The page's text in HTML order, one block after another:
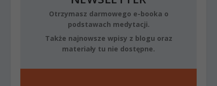
Otrzymasz darmowego e-booka o
podstawach medytacji.
Także najnowsze wpisy z blogu oraz
materiały tu nie dostępne.